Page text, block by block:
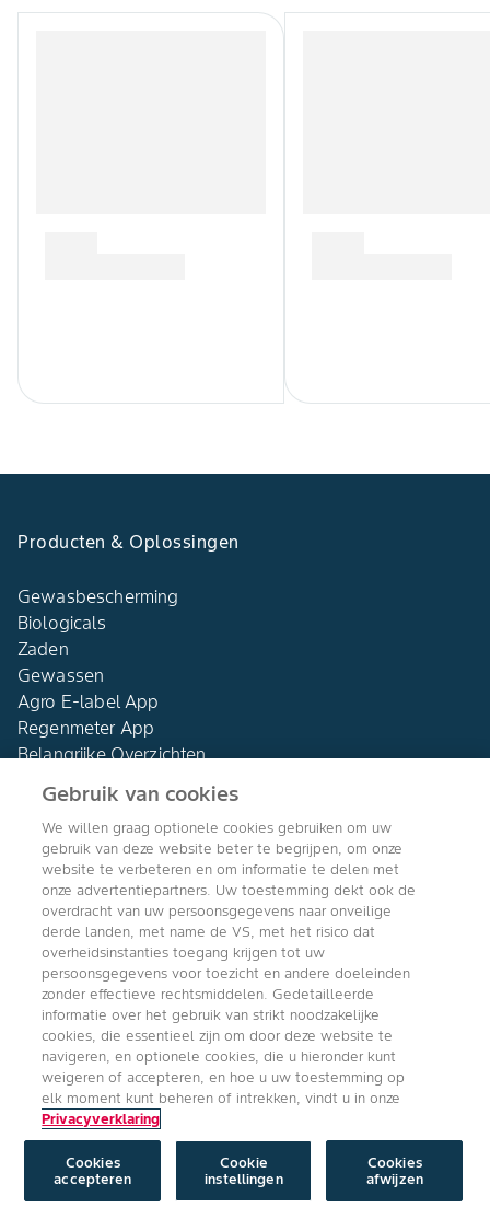
Producten & Oplossingen
Gewasbescherming
Biologicals
Zaden
Gewassen
Agro E-label App
Regenmeter App
Belangrijke Overzichten
Producten A-Z
Nieuwsoverzicht
Koeriers
Duurzame landbouw
Videos
Diagnose
Plagen
Ziekten
Onkruiden
Bayer
Contact
Over ons
Gebruik van cookies
We willen graag optionele cookies gebruiken om uw
gebruik van deze website beter te begrijpen, om onze
website te verbeteren en om informatie te delen met
onze advertentiepartners. Uw toestemming dekt ook de
overdracht van uw persoonsgegevens naar onveilige
derde landen, met name de VS, met het risico dat
overheidsinstanties toegang krijgen tot uw
persoonsgegevens voor toezicht en andere doeleinden
zonder effectieve rechtsmiddelen. Gedetailleerde
informatie over het gebruik van strikt noodzakelijke
cookies, die essentieel zijn om door deze website te
navigeren, en optionele cookies, die u hieronder kunt
weigeren of accepteren, en hoe u uw toestemming op
elk moment kunt beheren of intrekken, vindt u in onze
Privacyverklaring
Cookie
instellingen
Cookies
afwijzen
Cookies
accepteren